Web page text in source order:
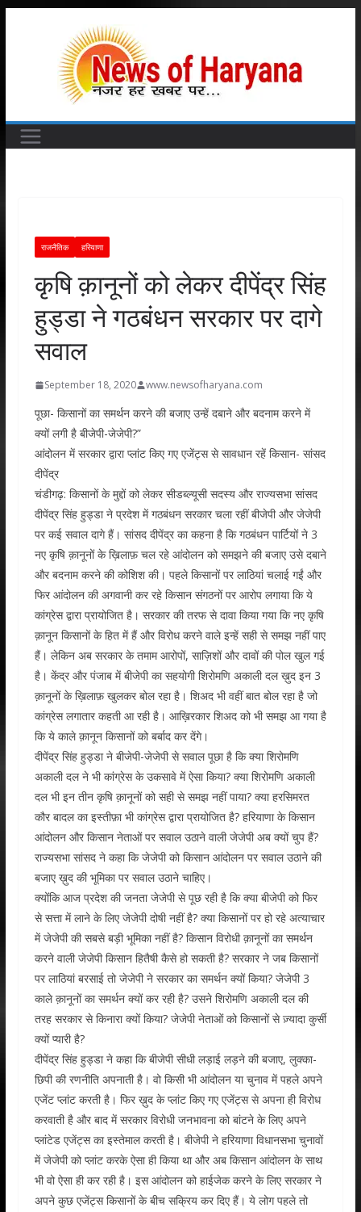
राजनैतिक हरियाणा
कृषि क़ानूनों को लेकर दीपेंद्र सिंह
हुड्डा ने गठबंधन सरकार पर दागे
सवाल
September 18, 2020 www.newsofharyana.com
पूछा- किसानों का समर्थन करने की बजाए उन्हें दबाने और बदनाम करने में
क्यों लगी है बीजेपी-जेजेपी?”
आंदोलन में सरकार द्वारा प्लांट किए गए एजेंट्स से सावधान रहें किसान- सांसद
दीपेंद्र
चंडीगढ़: किसानों के मुद्दों को लेकर सीडब्ल्यूसी सदस्य और राज्यसभा सांसद
दीपेंद्र सिंह हुड्डा ने प्रदेश में गठबंधन सरकार चला रहीं बीजेपी और जेजेपी
पर कई सवाल दागे हैं। सांसद दीपेंद्र का कहना है कि गठबंधन पार्टियों ने 3
नए कृषि क़ानूनों के ख़िलाफ़ चल रहे आंदोलन को समझने की बजाए उसे दबाने
और बदनाम करने की कोशिश की। पहले किसानों पर लाठियां चलाई गईं और
फिर आंदोलन की अगवानी कर रहे किसान संगठनों पर आरोप लगाया कि ये
कांग्रेस द्वारा प्रायोजित है। सरकार की तरफ से दावा किया गया कि नए कृषि
क़ानून किसानों के हित में हैं और विरोध करने वाले इन्हें सही से समझ नहीं पाए
हैं। लेकिन अब सरकार के तमाम आरोपों, साज़िशों और दावों की पोल खुल गई
है। केंद्र और पंजाब में बीजेपी का सहयोगी शिरोमणि अकाली दल ख़ुद इन 3
क़ानूनों के ख़िलाफ़ खुलकर बोल रहा है। शिअद भी वहीं बात बोल रहा है जो
कांग्रेस लगातार कहती आ रही है। आख़िरकार शिअद को भी समझ आ गया है
कि ये काले क़ानून किसानों को बर्बाद कर देंगे।
दीपेंद्र सिंह हुड्डा ने बीजेपी-जेजेपी से सवाल पूछा है कि क्या शिरोमणि
अकाली दल ने भी कांग्रेस के उकसावे में ऐसा किया? क्या शिरोमणि अकाली
दल भी इन तीन कृषि क़ानूनों को सही से समझ नहीं पाया? क्या हरसिमरत
कौर बादल का इस्तीफ़ा भी कांग्रेस द्वारा प्रायोजित है? हरियाणा के किसान
आंदोलन और किसान नेताओं पर सवाल उठाने वाली जेजेपी अब क्यों चुप हैं?
राज्यसभा सांसद ने कहा कि जेजेपी को किसान आंदोलन पर सवाल उठाने की
बजाए ख़ुद की भूमिका पर सवाल उठाने चाहिए।
क्योंकि आज प्रदेश की जनता जेजेपी से पूछ रही है कि क्या बीजेपी को फिर
से सत्ता में लाने के लिए जेजेपी दोषी नहीं है? क्या किसानों पर हो रहे अत्याचार
में जेजेपी की सबसे बड़ी भूमिका नहीं है? किसान विरोधी क़ानूनों का समर्थन
करने वाली जेजेपी किसान हितैषी कैसे हो सकती है? सरकार ने जब किसानों
पर लाठियां बरसाई तो जेजेपी ने सरकार का समर्थन क्यों किया? जेजेपी 3
काले क़ानूनों का समर्थन क्यों कर रही है? उसने शिरोमणि अकाली दल की
तरह सरकार से किनारा क्यों किया? जेजेपी नेताओं को किसानों से ज़्यादा कुर्सी
क्यों प्यारी है?
दीपेंद्र सिंह हुड्डा ने कहा कि बीजेपी सीधी लड़ाई लड़ने की बजाए, लुक्का-
छिपी की रणनीति अपनाती है। वो किसी भी आंदोलन या चुनाव में पहले अपने
एजेंट प्लांट करती है। फिर ख़ुद के प्लांट किए गए एजेंट्स से अपना ही विरोध
करवाती है और बाद में सरकार विरोधी जनभावना को बांटने के लिए अपने
प्लांटेड एजेंट्स का इस्तेमाल करती है। बीजेपी ने हरियाणा विधानसभा चुनावों
में जेजेपी को प्लांट करके ऐसा ही किया था और अब किसान आंदोलन के साथ
भी वो ऐसा ही कर रही है। इस आंदोलन को हाईजेक करने के लिए सरकार ने
अपने कुछ एजेंट्स किसानों के बीच सक्रिय कर दिए हैं। ये लोग पहले तो